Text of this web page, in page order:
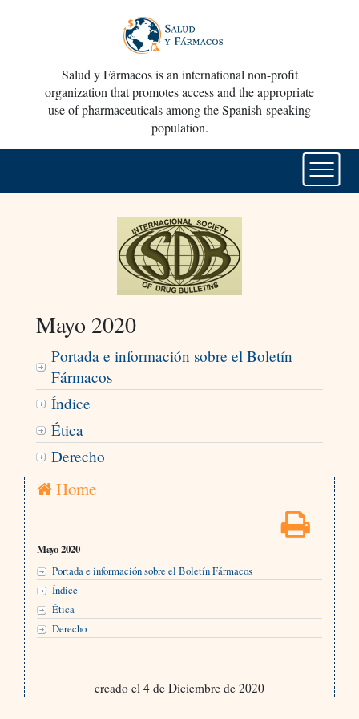
Salud y Fármacos is an international non-profit
organization that promotes access and the appropriate
use of pharmaceuticals among the Spanish-speaking
population.
Mayo 2020
Portada e información sobre el Boletín
Fármacos
Índice
Ética
Derecho
Home
Mayo 2020
Portada e información sobre el Boletín Fármacos
Índice
Ética
Derecho
creado el 4 de Diciembre de 2020